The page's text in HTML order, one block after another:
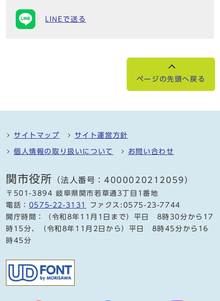
LINEで送る
ページの先頭へ戻る
サイトマップ サイト運営方針
個人情報の取り扱いについて お問い合わせ
関市役所 （法人番号：4000020212059）
〒501-3894 岐阜県関市若草通3丁目1番地
電話： 0575-22-3131
ファクス:0575-23-7744
開庁時間：（令和8年11月1日まで）平日 8時30分から17
時15分、（令和8年11月2日から）平日 8時45分から16
時45分